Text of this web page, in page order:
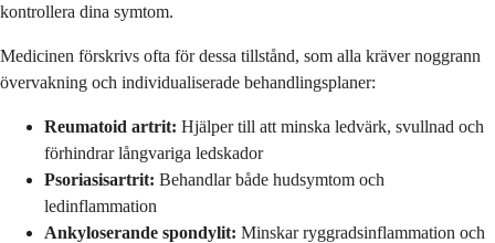
kontrollera dina symtom.
Medicinen förskrivs ofta för dessa tillstånd, som alla kräver noggrann
övervakning och individualiserade behandlingsplaner:
Reumatoid artrit: Hjälper till att minska ledvärk, svullnad och
förhindrar långvariga ledskador
Psoriasisartrit: Behandlar både hudsymtom och
ledinflammation
Ankyloserande spondylit: Minskar ryggradsinflammation och